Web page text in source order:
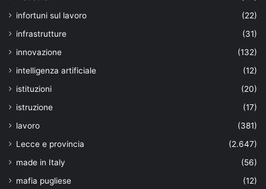
infortuni sul lavoro
(22)
infrastrutture
(31)
innovazione
(132)
intelligenza artificiale
(12)
istituzioni
(20)
istruzione
(17)
lavoro
(381)
Lecce e provincia
(2.647)
made in Italy
(56)
mafia pugliese
(12)